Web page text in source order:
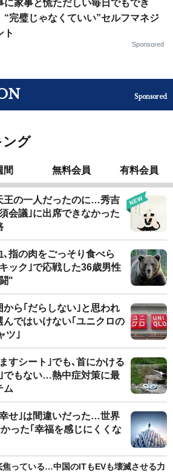
に家事と慌ただしい毎日でもでき
“完璧じゃなくていい”セルフマネジ
ト
Sponsored
Sponsored
ング
間 無料会員 有料会員
王の一人だったのに…秀吉
会議｣に出席できなかった
指の肉をごっそり食べら
ック｣で応戦した36歳男性
"
ら｢だらしない｣と思われ
ではいけない｢ユニクロの
ツ｣
すシート｣でも､首にかける
でもない…熱中症対策に最
ム
せ｣は間違いだった…世界
った｢幸福を感じにくくな
焦っている…中国のITもEVも壊滅させる力